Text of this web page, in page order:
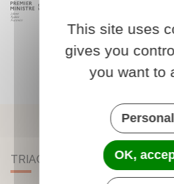
TRIAC-LAUTRAIT
This site uses
gives you
you want to
OK,